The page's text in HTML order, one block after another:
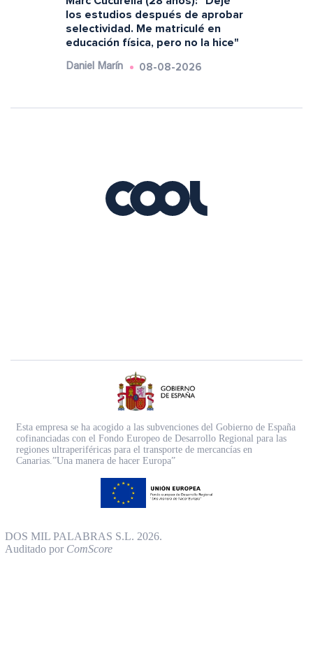
los estudios después de aprobar
selectividad. Me matriculé en
educación física, pero no la hice"
Daniel Marín 08-08-2026
Esta empresa se ha acogido a las subvenciones del Gobierno de España
cofinanciadas con el Fondo Europeo de Desarrollo Regional para las
regiones ultraperiféricas para el transporte de mercancías en
Canarias.”Una manera de hacer Europa”
DOS MIL PALABRAS S.L. 2026.
Auditado por ComScore